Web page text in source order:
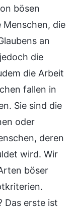
bösen
Menschen, die
an
die
die Arbeit
fallen in
Sie sind die
oder
deren
wird. Wir
böser
Das erste ist